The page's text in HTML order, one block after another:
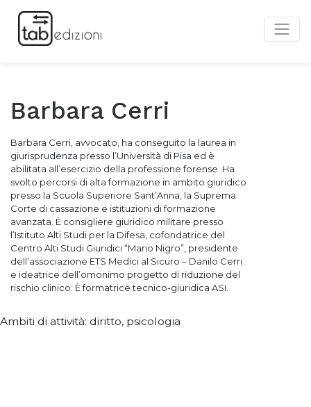
Barbara Cerri
Barbara Cerri, avvocato, ha conseguito la laurea in
giurisprudenza presso l’Università di Pisa ed è
abilitata all’esercizio della professione forense. Ha
svolto percorsi di alta formazione in ambito giuridico
presso la Scuola Superiore Sant’Anna, la Suprema
Corte di cassazione e istituzioni di formazione
avanzata. È consigliere giuridico militare presso
l’Istituto Alti Studi per la Difesa, cofondatrice del
Centro Alti Studi Giuridici “Mario Nigro”, presidente
dell’associazione ETS Medici al Sicuro – Danilo Cerri
e ideatrice dell’omonimo progetto di riduzione del
rischio clinico. È formatrice tecnico-giuridica ASI.
Ambiti di attività: diritto, psicologia